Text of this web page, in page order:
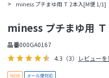
> miness プチまゆ用 Ｔ 2本入[M便 1/1]
4.3 （3） レビューを
miness プチまゆ用
品番000GA0167